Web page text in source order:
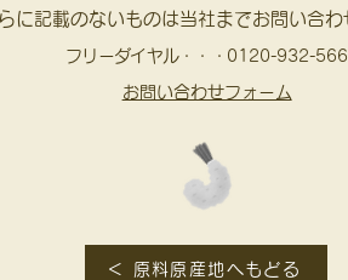
に記載のないものは当社までお問い合わ
フリーダイヤル・・・ 0120-932-566
お問い合わせフォーム
＜ 原料原産地へもどる